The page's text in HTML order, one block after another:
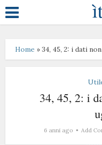
Home »34, 45, 2: i dati
34, 45, 2: i
6 anni ago Add